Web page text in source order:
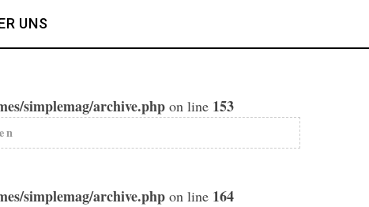
UNS
simplemag/archive.php on line 153
simplemag/archive.php on line 164